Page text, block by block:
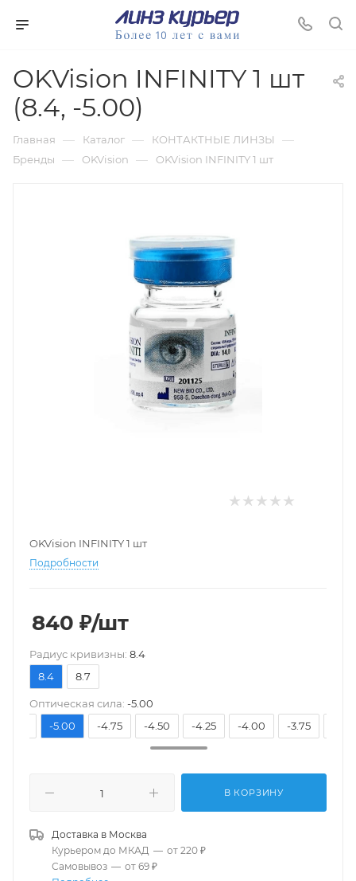
OKVision INFINITY 1 шт
(8.4, -5.00)
Главная — Каталог — КОНТАКТНЫЕ ЛИНЗЫ —
Бренды — OKVision — OKVision INFINITY 1 шт
OKVision INFINITY 1 шт
Подробности
840 ₽/шт
Pадиус кривизны: 8.4
8.4
8.7
Оптическая сила: -5.00
-5.00 -4.75 -4.50 -4.25 -4.00 -3.75
В КОРЗИНУ
Доставка в Москва
Курьером до МКАД — от 220 ₽
Самовывоз — от 69 ₽